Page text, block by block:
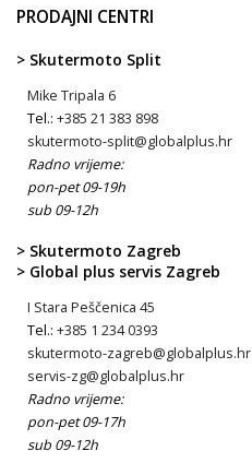
PRODAJNI CENTRI
> Skutermoto Split
Mike Tripala 6
Tel.: +385 21 383 898
skutermoto-split@globalplus.hr
Radno vrijeme:
pon-pet 09-19h
sub 09-12h
> Skutermoto Zagreb
> Global plus servis Zagreb
I Stara Peščenica 45
Tel.: +385 1 234 0393
skutermoto-zagreb@globalplus.hr
servis-zg@globalplus.hr
Radno vrijeme:
pon-pet 09-17h
sub 09-12h